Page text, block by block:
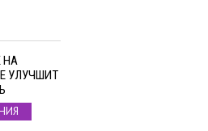
НА
УЛУЧШИТ